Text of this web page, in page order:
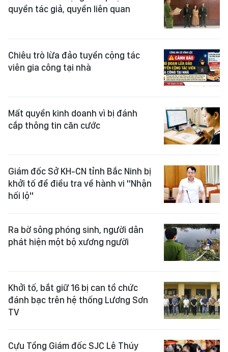
quyền tác giả, quyền liên quan
Chiêu trò lừa đảo tuyển cộng tác
viên gia công tại nhà
Mất quyền kinh doanh vì bị đánh
cắp thông tin căn cước
Giám đốc Sở KH-CN tỉnh Bắc Ninh bị
khởi tố để điều tra về hành vi "Nhận
hối lộ"
Ra bờ sông phóng sinh, người dân
phát hiện một bộ xương người
Khởi tố, bắt giữ 16 bị can tổ chức
đánh bạc trên hệ thống Lương Sơn
TV
Cựu Tổng Giám đốc SJC Lê Thúy